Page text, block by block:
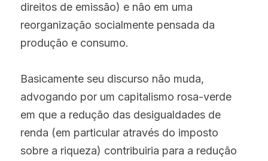
direitos de emissão) e não em uma
reorganização socialmente pensada da
produção e consumo.
Basicamente seu discurso não muda,
advogando por um capitalismo rosa-verde
em que a redução das desigualdades de
renda (em particular através do imposto
sobre a riqueza) contribuiria para a redução